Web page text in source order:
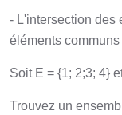
- L'intersection des
éléments communs
Soit E = {1; 2;3; 4}
Trouvez un